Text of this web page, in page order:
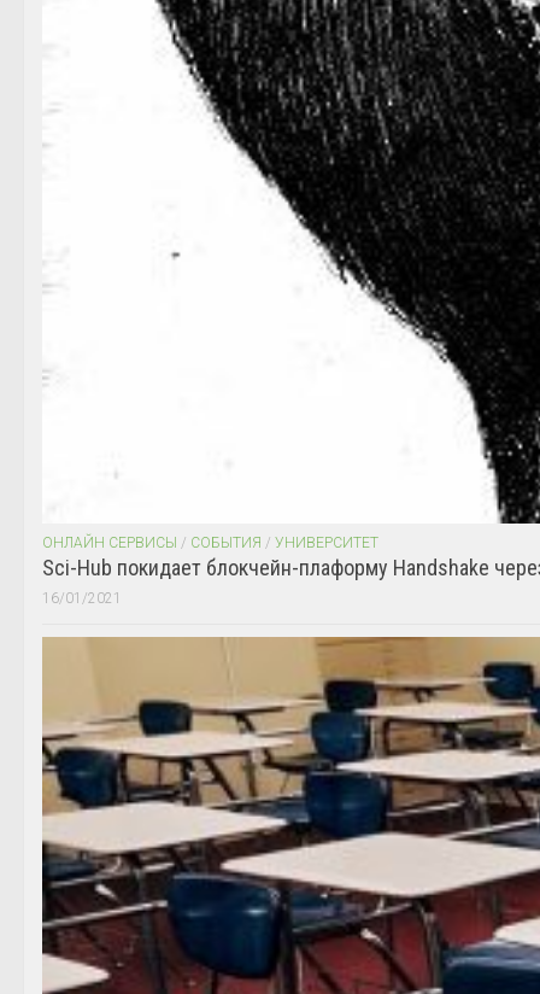
ОНЛАЙН СЕРВИСЫ / СОБЫТИЯ / УНИВЕРСИТЕТ
Sci-Hub покидает блокчейн-плаформу Handshake
16/01/2021